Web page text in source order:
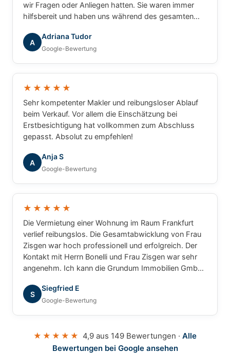
wir Fragen oder Anliegen hatten. Sie waren immer
hilfsbereit und haben uns während des gesamten
Agentur mit gutem Gewissen weiterempfehlen.
A
Adriana Tudor
Google-Bewertung
★★★★★
Sehr kompetenter Makler und reibungsloser Ablauf
beim Verkauf. Vor allem die Einschätzung bei
Erstbesichtigung hat vollkommen zum Abschluss
gepasst. Absolut zu empfehlen!
A
Anja S
Google-Bewertung
★★★★★
Die Vermietung einer Wohnung im Raum Frankfurt
verlief reibungslos. Die Gesamtabwicklung von Frau
Zisgen war hoch professionell und erfolgreich. Der
Kontakt mit Herrn Bonelli und Frau Zisgen war sehr
angenehm. Ich kann die Grundum Immobilien GmbH
S
Siegfried E
Google-Bewertung
★★★★★ 4,9 aus 149 Bewertungen · Alle
Bewertungen bei Google ansehen